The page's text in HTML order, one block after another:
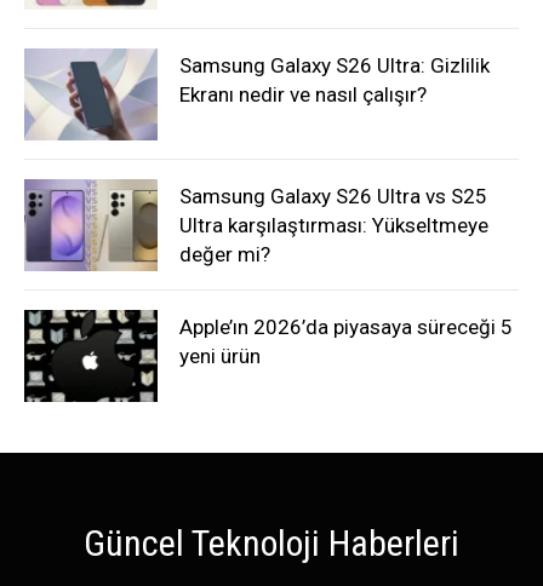
Samsung Galaxy S26 Ultra: Gizlilik
Ekranı nedir ve nasıl çalışır?
Samsung Galaxy S26 Ultra vs S25
Ultra karşılaştırması: Yükseltmeye
değer mi?
Apple’ın 2026’da piyasaya süreceği 5
yeni ürün
Güncel Teknoloji Haberleri